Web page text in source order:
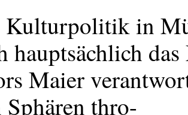
Kulturpolitik in
hauptsächlich
Maier
Sphären thro-